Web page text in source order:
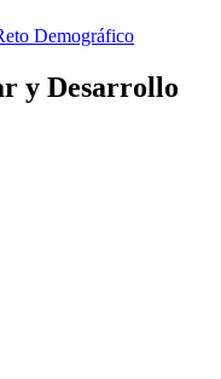
Demográfico
y Desarrollo